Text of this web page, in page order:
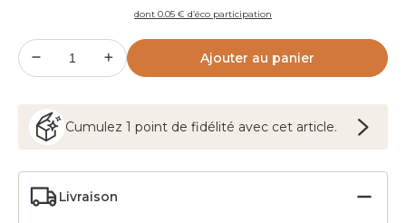
dont 0.05 € d’éco participation
Ajouter au panier
Cumulez 1 point de fidélité avec cet article.
Livraison